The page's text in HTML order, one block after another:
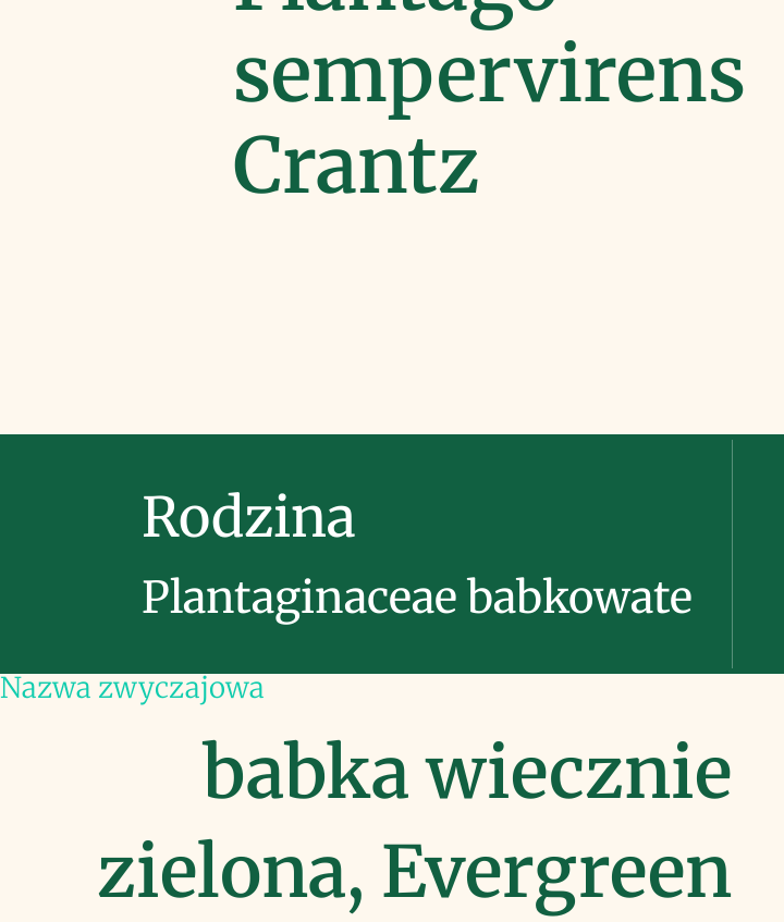
sempervirens
Crantz
Rodzina
Plantaginaceae babkowate
Nazwa zwyczajowa
babka wiecznie
zielona, Evergreen